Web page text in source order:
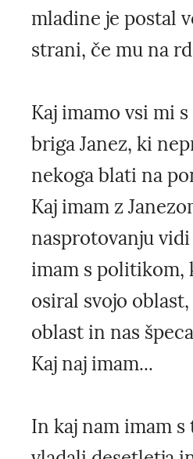
mladine je postal
strani, če mu na
Kaj imamo vsi mi
briga Janez, ki
nekoga blati na
Kaj imam z
nasprotovanju
imam s politikom,
osiral svojo
oblast in nas
Kaj naj imam...
In kaj nam imam